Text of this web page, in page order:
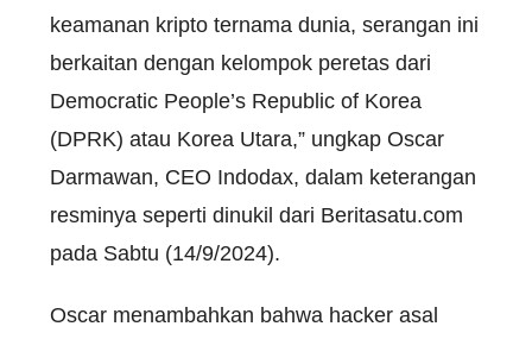
keamanan kripto ternama dunia, serangan ini
berkaitan dengan kelompok peretas dari
Democratic People’s Republic of Korea
(DPRK) atau Korea Utara,” ungkap Oscar
Darmawan, CEO Indodax, dalam keterangan
resminya seperti dinukil dari Beritasatu.com
pada Sabtu (14/9/2024).
Oscar menambahkan bahwa hacker asal